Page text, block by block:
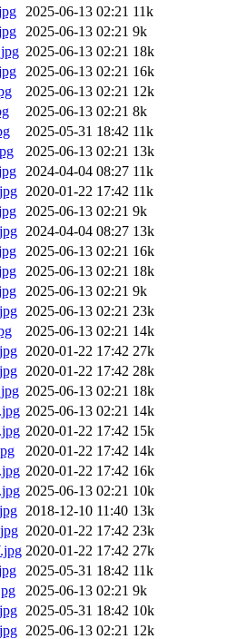
2025-06-13 02:21 11k
2025-06-13 02:21 9k
2025-06-13 02:21 18k
2025-06-13 02:21 16k
2025-06-13 02:21 12k
2025-06-13 02:21 8k
2025-05-31 18:42 11k
2025-06-13 02:21 13k
2024-04-04 08:27 11k
2020-01-22 17:42 11k
2025-06-13 02:21 9k
2024-04-04 08:27 13k
2025-06-13 02:21 16k
2025-06-13 02:21 18k
2025-06-13 02:21 9k
2025-06-13 02:21 23k
2025-06-13 02:21 14k
2020-01-22 17:42 27k
2020-01-22 17:42 28k
2025-06-13 02:21 18k
2025-06-13 02:21 14k
2020-01-22 17:42 15k
2020-01-22 17:42 14k
2020-01-22 17:42 16k
2025-06-13 02:21 10k
2018-12-10 11:40 13k
2020-01-22 17:42 23k
2020-01-22 17:42 27k
2025-05-31 18:42 11k
2025-06-13 02:21 9k
2025-05-31 18:42 10k
2025-06-13 02:21 12k